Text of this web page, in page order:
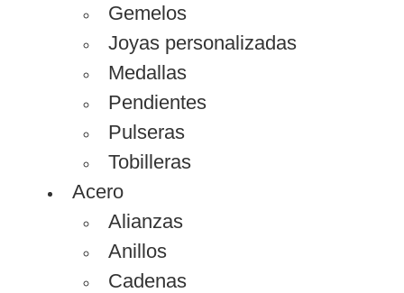
Gemelos
Joyas personalizadas
Medallas
Pendientes
Pulseras
Tobilleras
Acero
Alianzas
Anillos
Cadenas